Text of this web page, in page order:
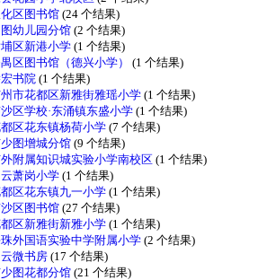
化区图书馆(24 个结果)
图幼儿园分馆(2 个结果)
区新港小学(1 个结果)
区图书馆（德兴小学）(1 个结果)
书院(1 个结果)
市花都区新雅街雅瑶小学(1 个结果)
区学校·东涌镇东盛小学(1 个结果)
区花东镇杨荷小学(7 个结果)
少图增城分馆(9 个结果)
附属知识城实验小学南校区(1 个结果)
云萧岗小学(1 个结果)
区花东镇九一小学(1 个结果)
区图书馆(27 个结果)
区新雅街新雅小学(1 个结果)
外国语实验中学附属小学(2 个结果)
云微书房(17 个结果)
少图花都分馆(21 个结果)